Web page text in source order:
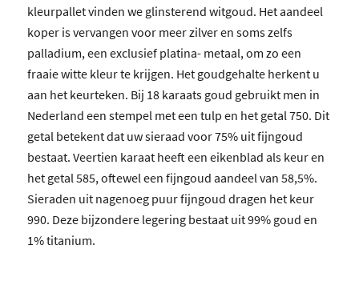
kleurpallet vinden we glinsterend witgoud. Het aandeel
koper is vervangen voor meer zilver en soms zelfs
palladium, een exclusief platina- metaal, om zo een
fraaie witte kleur te krijgen. Het goudgehalte herkent u
aan het keurteken. Bij 18 karaats goud gebruikt men in
Nederland een stempel met een tulp en het getal 750. Dit
getal betekent dat uw sieraad voor 75% uit fijngoud
bestaat. Veertien karaat heeft een eikenblad als keur en
het getal 585, oftewel een fijngoud aandeel van 58,5%.
Sieraden uit nagenoeg puur fijngoud dragen het keur
990. Deze bijzondere legering bestaat uit 99% goud en
1% titanium.